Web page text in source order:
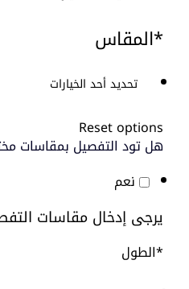
*المقاس
Reset options
هل تود التفصيل بمقاسات
نعم
يرجى إدخال مقاسات
*الطول